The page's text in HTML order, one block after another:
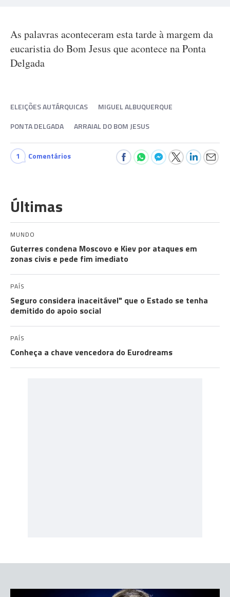
As palavras aconteceram esta tarde à margem da
eucaristia do Bom Jesus que acontece na Ponta
Delgada
ELEIÇÕES AUTÁRQUICAS
MIGUEL ALBUQUERQUE
PONTA DELGADA
ARRAIAL DO BOM JESUS
1 Comentários
Últimas
MUNDO
Guterres condena Moscovo e Kiev por ataques em
zonas civis e pede fim imediato
PAÍS
Seguro considera inaceitável" que o Estado se tenha
demitido do apoio social
PAÍS
Conheça a chave vencedora do Eurodreams